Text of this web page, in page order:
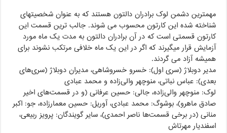
مهمترین دشمن لوک برادران دالتون هستند که به عنوان شخصیتهای
شناخته شده این کارتون محسوب می شوند. جالب ترین قسمت این
کارتون قسمتی است که در آن برادران دالتون به مدت یک ماه مورد
آزمایش قرار میگیرند که اگر در این یک ماه خلافی مرتکب نشوند برای
همیشه آزاد می گردند.
مدیر دوبلاژ (سری اول): خسرو خسروشاهی، مدیران دوبلاژ (سری‌های
بعدی): عباس نباتی، منوچهر والی‌زاده و محمد عبادی
لوک: منوچهر والی‌زاده، جالی: حسین عرفانی (و در قسمت‌های اخیر
صادق ماهرو)، بوشوِگ: محمد عبادی، آوریل: حسین معمارزاده، جو: اکبر
منانی (در برخی قسمت‌ها ناصر احمدی)، سایر گویندگان: پرویز ربیعی،
اسفندیار مهرتاش